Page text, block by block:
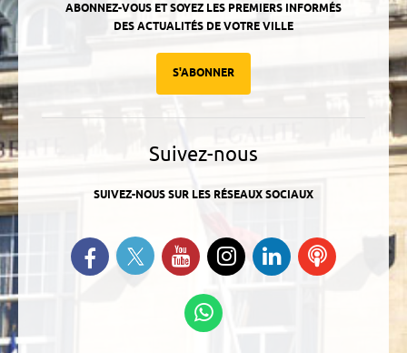
ABONNEZ-VOUS ET SOYEZ LES PREMIERS INFORMÉS
DES ACTUALITÉS DE VOTRE VILLE
S'ABONNER
Suivez-nous
SUIVEZ-NOUS SUR LES RÉSEAUX SOCIAUX
Retrouvez-nous sur Facebook
Suivez-nous sur Twitter
Suivez-nous sur YouTube
Suivez-nous sur
Instagram
Retrouvez-
nous sur
Ecoutez